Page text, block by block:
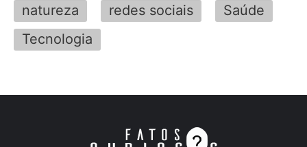
natureza
redes sociais
Saúde
Tecnologia